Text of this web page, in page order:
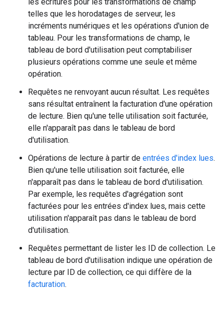
telles que les horodatages de serveur, les
incréments numériques et les opérations d'union de
tableau. Pour les transformations de champ, le
tableau de bord d'utilisation peut comptabiliser
plusieurs opérations comme une seule et même
opération.
Requêtes ne renvoyant aucun résultat. Les requêtes
sans résultat entraînent la facturation d'une opération
de lecture. Bien qu'une telle utilisation soit facturée,
elle n'apparaît pas dans le tableau de bord
d'utilisation.
Opérations de lecture à partir de entrées d'index lues.
Bien qu'une telle utilisation soit facturée, elle
n'apparaît pas dans le tableau de bord d'utilisation.
Par exemple, les requêtes d'agrégation sont
facturées pour les entrées d'index lues, mais cette
utilisation n'apparaît pas dans le tableau de bord
d'utilisation.
Requêtes permettant de lister les ID de collection. Le
tableau de bord d'utilisation indique une opération de
lecture par ID de collection, ce qui diffère de la
facturation.